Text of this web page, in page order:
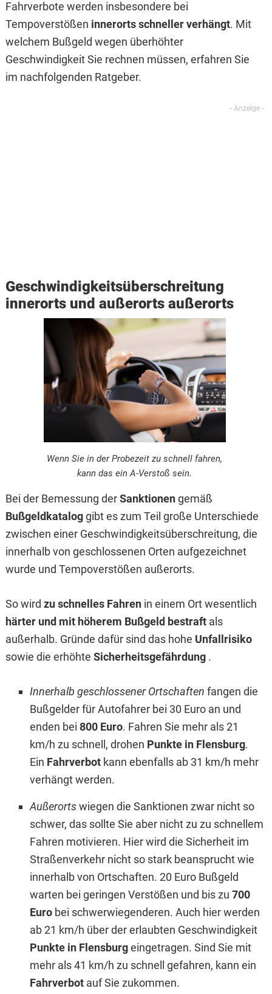
Fahrverbote werden insbesondere bei
Tempoverstößen innerorts schneller verhängt. Mit
welchem Bußgeld wegen überhöhter
Geschwindigkeit Sie rechnen müssen, erfahren Sie
im nachfolgenden Ratgeber.
Geschwindigkeitsüberschreitung
innerorts und außerorts außerorts
Wenn Sie in der Probezeit zu schnell fahren,
kann das ein A-Verstoß sein.
Bei der Bemessung derSanktionengemäß
Bußgeldkataloggibt eszum Teil große Unterschiede
zwischen einer Geschwindigkeitsüberschreitung, die
innerhalb von geschlossenen Orten aufgezeichnet
wurde und Tempoverstößen außerorts.
So wird zu schnelles Fahrenin einem Ort wesentlich
härter und mit höherem Bußgeld bestraftals
außerhalb. Gründe dafür sind das hohe Unfallrisiko
sowie die erhöhte Sicherheitsgefährdung .
Innerhalb geschlossener Ortschaften fangen die
Bußgelder für Autofahrer bei 30 Euro an und
enden bei 800 Euro. Fahren Sie mehr als 21
km/h zu schnell, drohen Punkte in Flensburg.
Ein Fahrverbot kann ebenfalls ab 31 km/h mehr
verhängt werden.
Außerortswiegen die Sanktionen zwar nicht so
schwer, das sollte Sie aber nicht zu zu schnellem
Fahren motivieren. Hier wird die Sicherheit im
Straßenverkehr nicht so stark beansprucht wie
innerhalb von Ortschaften. 20 Euro Bußgeld
warten bei geringen Verstößen und bis zu 700
Eurobei schwerwiegenderen. Auch hier werden
ab 21 km/h über der erlaubten Geschwindigkeit
Punkte in Flensburgeingetragen. Sind Sie mit
mehr als 41 km/h zu schnell gefahren, kann ein
Fahrverbot auf Sie zukommen.